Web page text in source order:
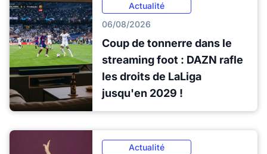
Actualité
06/08/2026
Coup de tonnerre dans le
streaming foot : DAZN rafle
les droits de LaLiga
jusqu'en 2029 !
Actualité